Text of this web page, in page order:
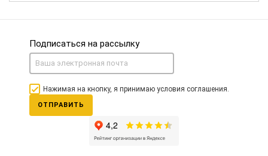
Подписаться на рассылку
Нажимая на кнопку, я принимаю условия соглашения.
ОТПРАВИТЬ